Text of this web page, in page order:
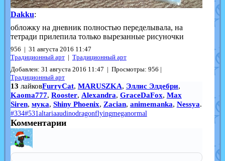
Dakku:
обложку на дневник полностью переделывала, на
тетради прилепила только вырезанные рисуночки
956 | 31 августа 2016 11:47
Традиционный арт | Традиционный арт
Добавлен: 31 августа 2016 11:47 | Просмотры: 956 |
Традиционный арт
13 лайковFurryCat, MARUSZKA, Эллис Элдебри,
Kaoma777, Rooster, Alexandra, GraceDaFox, Max
Siren, мука, Shiny Phoenix, Zacian, animemanka, Nessya.
#334#531altariaaudinodragonflyingmeganormal
Комментарии